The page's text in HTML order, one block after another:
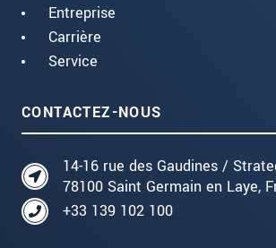
Entreprise
Carrière
Service
CONTACTEZ-NOUS
14-16 rue des Gaudines /
78100 Saint Germain en Laye,
+33 139 102 100